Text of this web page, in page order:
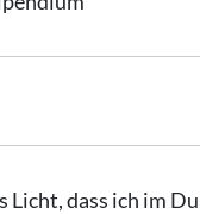
Licht, dass ich im